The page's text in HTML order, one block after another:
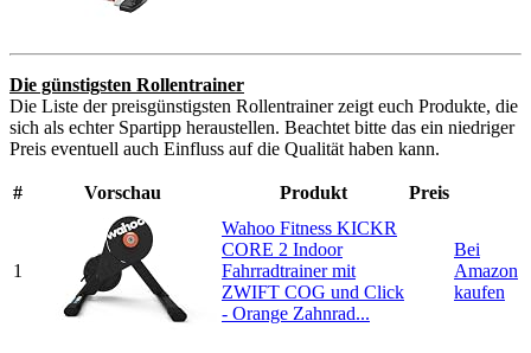
Die günstigsten Rollentrainer
Die Liste der preisgünstigsten Rollentrainer zeigt euch Produkte, die
sich als echter Spartipp heraustellen. Beachtet bitte das ein niedriger
Preis eventuell auch Einfluss auf die Qualität haben kann.
# Vorschau Produkt Preis
1
Wahoo Fitness KICKR
CORE 2 Indoor
Fahrradtrainer mit
ZWIFT COG und Click
- Orange Zahnrad...
Bei
Amazon
kaufen